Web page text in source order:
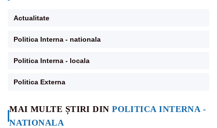
MAI MULTE ȘTIRI DINPOLITICA INTERNA -
NATIONALA
Actualitate
Politica Interna - nationala
Politica Interna - locala
Politica Externa